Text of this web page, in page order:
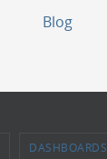
Blog
DASHBOARDS